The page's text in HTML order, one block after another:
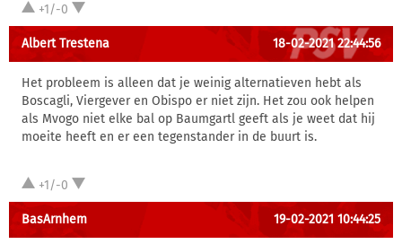
+1/-0
Albert Trestena 18-02-2021 22:44:56
Het probleem is alleen dat je weinig alternatieven hebt als
Boscagli, Viergever en Obispo er niet zijn. Het zou ook helpen
als Mvogo niet elke bal op Baumgartl geeft als je weet dat hij
moeite heeft en er een tegenstander in de buurt is.
+1/-0
BasArnhem 19-02-2021 10:44:25